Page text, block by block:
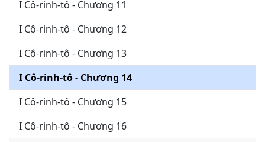
I Cô-rinh-tô - Chương 11
I Cô-rinh-tô - Chương 12
I Cô-rinh-tô - Chương 13
I Cô-rinh-tô - Chương 14
I Cô-rinh-tô - Chương 15
I Cô-rinh-tô - Chương 16